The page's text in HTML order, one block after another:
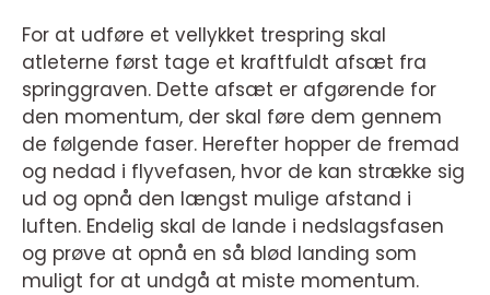
For at udføre et vellykket trespring skal
atleterne først tage et kraftfuldt afsæt fra
springgraven. Dette afsæt er afgørende for
den momentum, der skal føre dem gennem
de følgende faser. Herefter hopper de fremad
og nedad i flyvefasen, hvor de kan strække sig
ud og opnå den længst mulige afstand i
luften. Endelig skal de lande i nedslagsfasen
og prøve at opnå en så blød landing som
muligt for at undgå at miste momentum.